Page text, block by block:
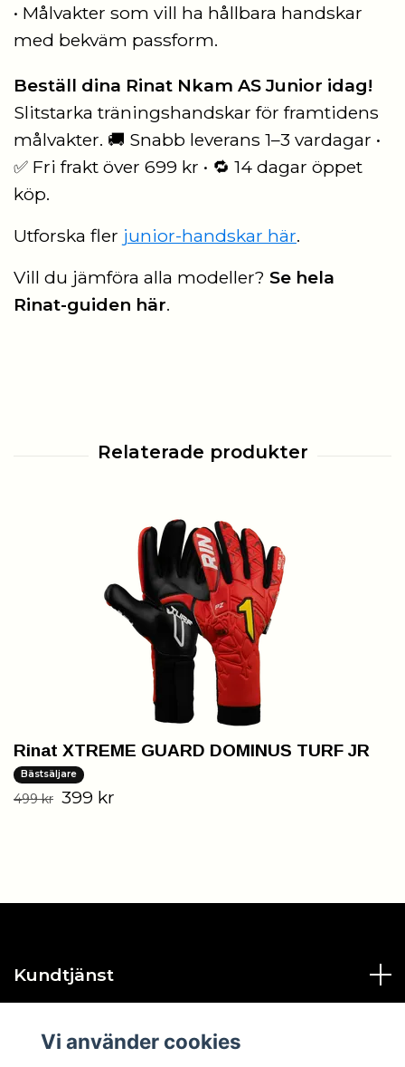
• Målvakter som vill ha hållbara handskar
med bekväm passform.
Beställ dina Rinat Nkam AS Junior idag!
Slitstarka träningshandskar för framtidens
målvakter. 🚚 Snabb leverans 1–3 vardagar •
✅ Fri frakt över 699 kr • 🔁 14 dagar öppet
köp.
Utforska fler junior-handskar här.
Vill du jämföra alla modeller? Se hela
Rinat-guiden här.
Rinat XTREME GUARD DOMINUS TURF JR
Bästsäljare
499 kr 399 kr
Kundtjänst
Läs mer
Vi använder cookies